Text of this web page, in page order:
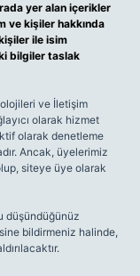
yer alan içerikler
ve kişiler hakkında
ile isim
bilgiler taslak
ve İletişim
olarak hizmet
olarak denetleme
Ancak, üyelerimiz
siteye üye olarak
düşündüğünüz
bildirmeniz halinde,